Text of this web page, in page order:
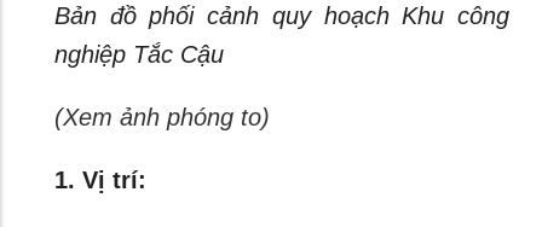
Bản đồ phối cảnh quy hoạch Khu công
nghiệp Tắc Cậu
(Xem ảnh phóng to)
1. Vị trí: